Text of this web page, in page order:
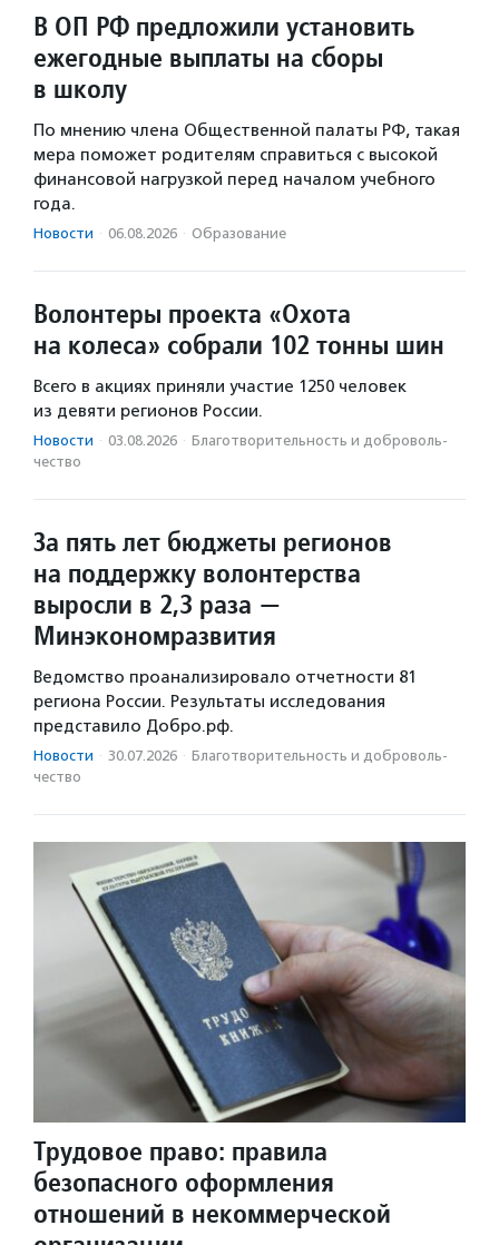
В ОП РФ предложили установить
ежегодные выплаты на сборы
в школу
По мнению члена Общественной палаты РФ, такая
мера поможет родителям справиться с высокой
финансовой нагрузкой перед началом учебного
года.
Новости · 06.08.2026 · Образование
Волонтеры проекта «Охота
на колеса» собрали 102 тонны шин
Всего в акциях приняли участие 1250 человек
из девяти регионов России.
Новости · 03.08.2026 · Благотвори­тель­ность и доброволь­
чест­во
За пять лет бюджеты регионов
на поддержку волонтерства
выросли в 2,3 раза —
Минэкономразвития
Ведомство проанализировало отчетности 81
региона России. Результаты исследования
представило Добро.рф.
Новости · 30.07.2026 · Благотвори­тель­ность и доброволь­
чест­во
Трудовое право: правила
безопасного оформления
отношений в некоммерческой